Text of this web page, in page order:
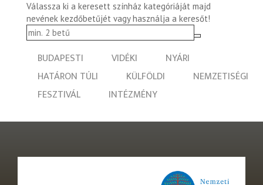
Válassza ki a keresett színház kategóriáját majd
nevének kezdőbetűjét vagy használja a keresőt!
BUDAPESTI VIDÉKI
NYÁRI
HATÁRON TÚLI
KÜLFÖLDI
NEMZETISÉGI
FESZTIVÁL
INTÉZMÉNY